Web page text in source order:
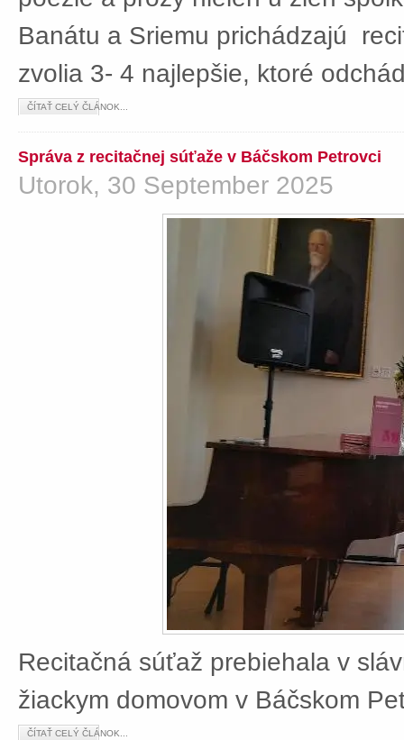
Banátu a Sriemu prichádzajú
zvolia 3- 4 najlepšie, ktoré
ČÍTAŤ CELÝ ČLÁNOK...
Správa z recitačnej súťaže v Báčskom Petrovci
Utorok, 30 September 2025
Recitačná súťaž prebiehala v
žiackym domovom v Báčskom
ČÍTAŤ CELÝ ČLÁNOK...